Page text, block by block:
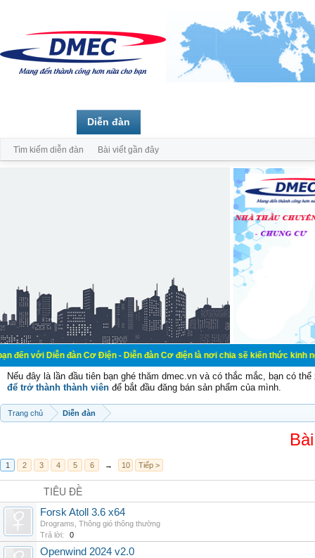
đàn Cơ Điện - Diễn đàn Cơ điện là nơi chia sẽ kiến thức kinh nghiệm
Nếu đây là lần đầu tiên bạn ghé thăm dmec.vn và có thắc mắc, bạn có
để trở thành thành viên để bắt đầu đăng bán sản phẩm của mình.
Trang chủ Diễn đàn
1 2 3 4 5 6 → 10 Tiếp >
TIÊU ĐỀ
Forsk Atoll 3.6 x64
Drograms Thông gió thông thường
Trả lời:
0
Openwind 2024 v2.0
Diễn đàn
Tìm kiếm diễn đàn Bài viết gần đây